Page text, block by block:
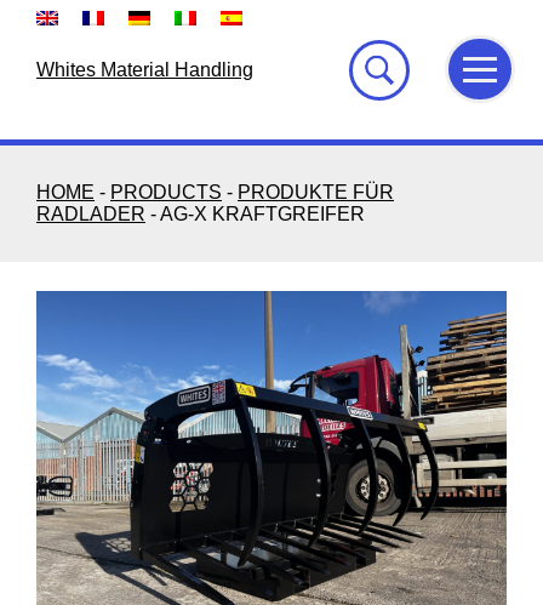
Skip
Whites Material Handling
HOME - PRODUCTS - PRODUKTE FÜR
RADLADER -AG-X KRAFTGREIFER